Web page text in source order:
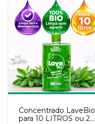
Concentrado LaveBio
para 10 LITROS ou 20